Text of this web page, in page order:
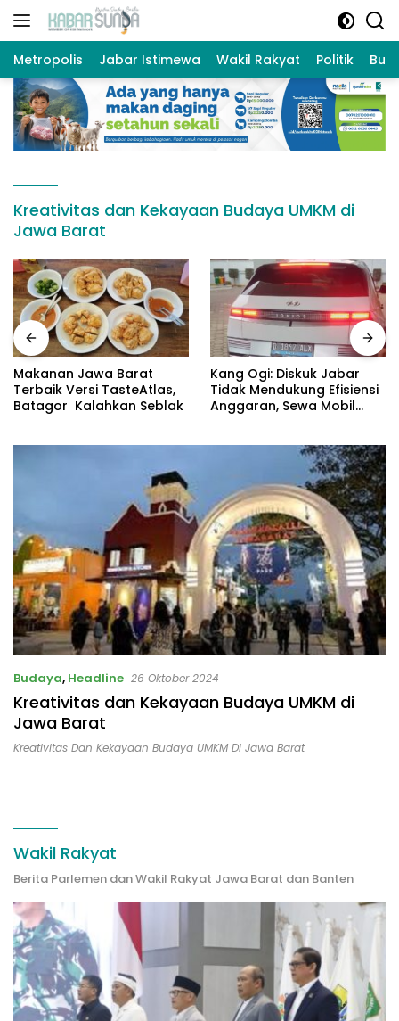
Langsung
Metropolis Jabar Istimewa Wakil Rakyat Politik
Kreativitas dan Kekayaan Budaya UMKM di
Jawa Barat
Makanan Jawa Barat
Terbaik Versi TasteAtlas,
Batagor Kalahkan Seblak
Kang Ogi: Diskuk Jabar
Tidak Mendukung Efisiensi
Anggaran, Sewa Mobil
Budaya, Headline 26 Oktober 2024
Kreativitas dan Kekayaan Budaya UMKM di
Jawa Barat
Kreativitas Dan Kekayaan Budaya UMKM Di Jawa Barat
Wakil Rakyat
Berita Parlemen dan Wakil Rakyat Jawa Barat dan Banten